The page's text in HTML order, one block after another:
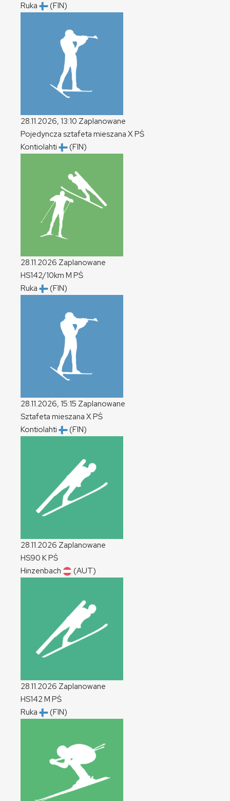
Ruka
(FIN)
28.11.2026, 13:10 Zaplanowane
Pojedyncza sztafeta mieszana XPŚ
Kontiolahti
(FIN)
28.11.2026 Zaplanowane
HS142/10km M PŚ
Ruka
(FIN)
28.11.2026, 15:15 Zaplanowane
Sztafeta mieszana XPŚ
Kontiolahti
(FIN)
28.11.2026 Zaplanowane
HS90 KPŚ
Hinzenbach
(AUT)
28.11.2026 Zaplanowane
HS142M PŚ
Ruka
(FIN)